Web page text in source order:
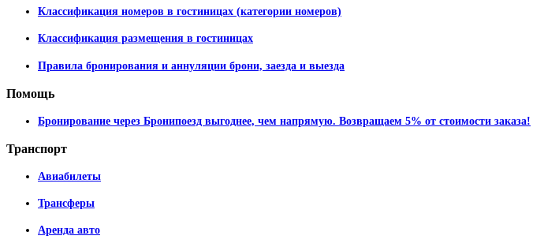
Классификация номеров в гостиницах (категории номеров)
Классификация размещения в гостиницах
Правила бронирования и аннуляции брони, заезда и выезда
Помощь
Бронирование через Бронипоезд выгоднее, чем напрямую. Возвращаем 5% от стоимости заказа!
Транспорт
Авиабилеты
Трансферы
Аренда авто